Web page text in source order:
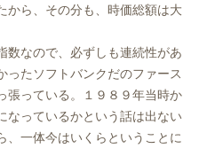
から、その分も、時価総額は大
数なので、必ずしも連続性があ
ったソフトバンクだのファース
張っている。１９８９年当時か
なっているかという話は出ない
、一体今はいくらということに